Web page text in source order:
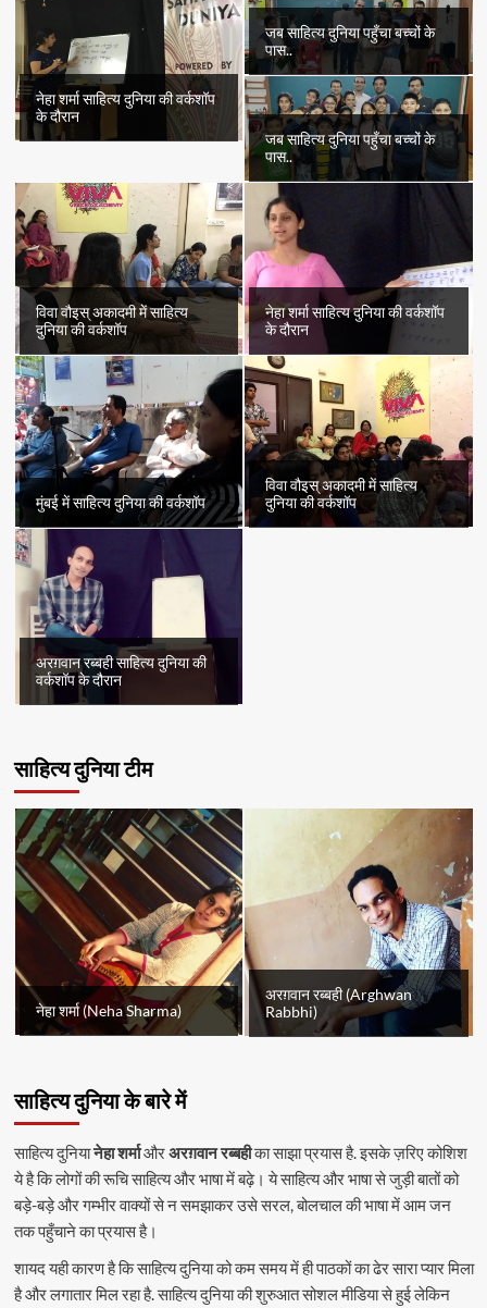
नेहा शर्मा साहित्य दुनिया की वर्कशॉप
के दौरान
जब साहित्य दुनिया पहुँचा बच्चों के
पास..
जब साहित्य दुनिया पहुँचा बच्चों के
पास..
विवा वौइस् अकादमी में साहित्य
दुनिया की वर्कशॉप
नेहा शर्मा साहित्य दुनिया की वर्कशॉप
के दौरान
मुंबई में साहित्य दुनिया की वर्कशॉप
विवा वौइस् अकादमी में साहित्य
दुनिया की वर्कशॉप
अरग़वान रब्बही साहित्य दुनिया की
वर्कशॉप के दौरान
साहित्य दुनिया टीम
नेहा शर्मा (Neha Sharma)
अरग़वान रब्बही (Arghwan
Rabbhi)
साहित्य दुनिया के बारे में
साहित्य दुनियानेहा शर्माऔरअरग़वान रब्बहीका साझा प्रयास है. इसके ज़रिए कोशिश
ये है कि लोगों की रूचि साहित्य और भाषा में बढ़े। ये साहित्य और भाषा से जुड़ी बातों को
बड़े-बड़े और गम्भीर वाक्यों से न समझाकर उसे सरल, बोलचाल की भाषा में आम जन
तक पहुँचाने का प्रयास है।
शायद यही कारण है कि साहित्य दुनिया को कम समय में ही पाठकों का ढेर सारा प्यार मिला
है और लगातार मिल रहा है. साहित्य दुनिया की शुरुआत सोशल मीडिया से हुई लेकिन